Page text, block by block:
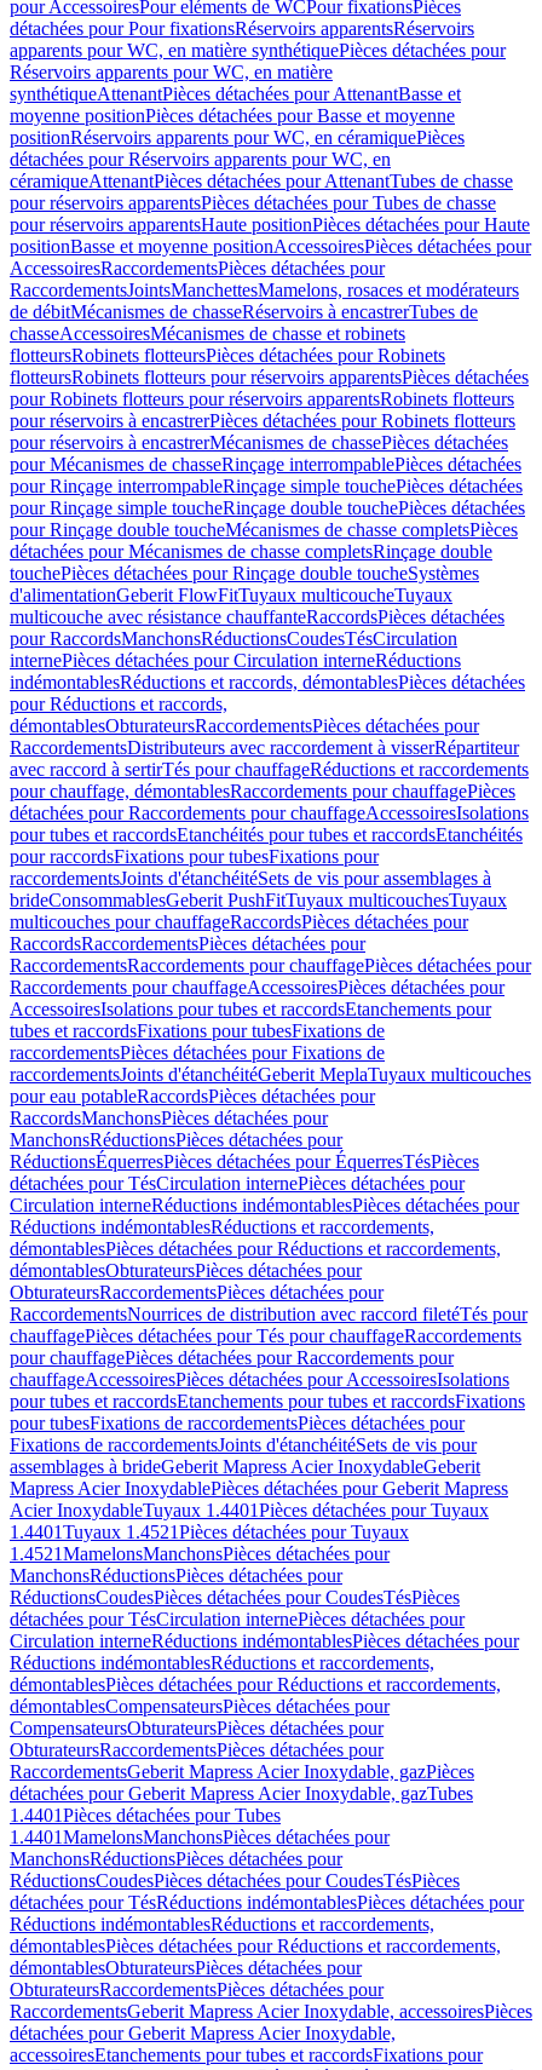
pour AccessoiresPour eléments de WCPour fixationsPièces
détachées pour Pour fixationsRéservoirs apparentsRéservoirs
apparents pour WC, en matière synthétiquePièces détachées pour
Réservoirs apparents pour WC, en matière
synthétiqueAttenantPièces détachées pour AttenantBasse et
moyenne positionPièces détachées pour Basse et moyenne
positionRéservoirs apparents pour WC, en céramiquePièces
détachées pour Réservoirs apparents pour WC, en
céramiqueAttenantPièces détachées pour AttenantTubes de chasse
pour réservoirs apparentsPièces détachées pour Tubes de chasse
pour réservoirs apparentsHaute positionPièces détachées pour Haute
positionBasse et moyenne positionAccessoiresPièces détachées pour
AccessoiresRaccordementsPièces détachées pour
RaccordementsJointsManchettesMamelons, rosaces et modérateurs
de débitMécanismes de chasseRéservoirs à encastrerTubes de
chasseAccessoiresMécanismes de chasse et robinets
flotteursRobinets flotteursPièces détachées pour Robinets
flotteursRobinets flotteurs pour réservoirs apparentsPièces détachées
pour Robinets flotteurs pour réservoirs apparentsRobinets flotteurs
pour réservoirs à encastrerPièces détachées pour Robinets flotteurs
pour réservoirs à encastrerMécanismes de chassePièces détachées
pour Mécanismes de chasseRinçage interrompablePièces détachées
pour Rinçage interrompableRinçage simple touchePièces détachées
pour Rinçage simple toucheRinçage double touchePièces détachées
pour Rinçage double toucheMécanismes de chasse completsPièces
détachées pour Mécanismes de chasse completsRinçage double
touchePièces détachées pour Rinçage double toucheSystèmes
d'alimentationGeberit FlowFitTuyaux multicoucheTuyaux
multicouche avec résistance chauffanteRaccordsPièces détachées
pour RaccordsManchonsRéductionsCoudesTésCirculation
internePièces détachées pour Circulation interneRéductions
indémontablesRéductions et raccords, démontablesPièces détachées
pour Réductions et raccords,
démontablesObturateursRaccordementsPièces détachées pour
RaccordementsDistributeurs avec raccordement à visserRépartiteur
avec raccord à sertirTés pour chauffageRéductions et raccordements
pour chauffage, démontablesRaccordements pour chauffagePièces
détachées pour Raccordements pour chauffageAccessoiresIsolations
pour tubes et raccordsEtanchéités pour tubes et raccordsEtanchéités
pour raccordsFixations pour tubesFixations pour
raccordementsJoints d'étanchéitéSets de vis pour assemblages à
brideConsommablesGeberit PushFitTuyaux multicouchesTuyaux
multicouches pour chauffageRaccordsPièces détachées pour
RaccordsRaccordementsPièces détachées pour
RaccordementsRaccordements pour chauffagePièces détachées pour
Raccordements pour chauffageAccessoiresPièces détachées pour
AccessoiresIsolations pour tubes et raccordsEtanchements pour
tubes et raccordsFixations pour tubesFixations de
raccordementsPièces détachées pour Fixations de
raccordementsJoints d'étanchéitéGeberit MeplaTuyaux multicouches
pour eau potableRaccordsPièces détachées pour
RaccordsManchonsPièces détachées pour
ManchonsRéductionsPièces détachées pour
RéductionsÉquerresPièces détachées pour ÉquerresTésPièces
détachées pour TésCirculation internePièces détachées pour
Circulation interneRéductions indémontablesPièces détachées pour
Réductions indémontablesRéductions et raccordements,
démontablesPièces détachées pour Réductions et raccordements,
démontablesObturateursPièces détachées pour
ObturateursRaccordementsPièces détachées pour
RaccordementsNourrices de distribution avec raccord filetéTés pour
chauffagePièces détachées pour Tés pour chauffageRaccordements
pour chauffagePièces détachées pour Raccordements pour
chauffageAccessoiresPièces détachées pour AccessoiresIsolations
pour tubes et raccordsEtanchements pour tubes et raccordsFixations
pour tubesFixations de raccordementsPièces détachées pour
Fixations de raccordementsJoints d'étanchéitéSets de vis pour
assemblages à brideGeberit Mapress Acier InoxydableGeberit
Mapress Acier InoxydablePièces détachées pour Geberit Mapress
Acier InoxydableTuyaux 1.4401Pièces détachées pour Tuyaux
1.4401Tuyaux 1.4521Pièces détachées pour Tuyaux
1.4521MamelonsManchonsPièces détachées pour
ManchonsRéductionsPièces détachées pour
RéductionsCoudesPièces détachées pour CoudesTésPièces
détachées pour TésCirculation internePièces détachées pour
Circulation interneRéductions indémontablesPièces détachées pour
Réductions indémontablesRéductions et raccordements,
démontablesPièces détachées pour Réductions et raccordements,
démontablesCompensateursPièces détachées pour
CompensateursObturateursPièces détachées pour
ObturateursRaccordementsPièces détachées pour
RaccordementsGeberit Mapress Acier Inoxydable, gazPièces
détachées pour Geberit Mapress Acier Inoxydable, gazTubes
1.4401Pièces détachées pour Tubes
1.4401MamelonsManchonsPièces détachées pour
ManchonsRéductionsPièces détachées pour
RéductionsCoudesPièces détachées pour CoudesTésPièces
détachées pour TésRéductions indémontablesPièces détachées pour
Réductions indémontablesRéductions et raccordements,
démontablesPièces détachées pour Réductions et raccordements,
démontablesObturateursPièces détachées pour
ObturateursRaccordementsPièces détachées pour
RaccordementsGeberit Mapress Acier Inoxydable, accessoiresPièces
détachées pour Geberit Mapress Acier Inoxydable,
accessoiresEtanchements pour tubes et raccordsFixations pour